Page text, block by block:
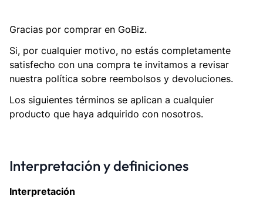
Gracias por comprar en GoBiz.
Si, por cualquier motivo, no estás completamente
satisfecho con una compra te invitamos a revisar
nuestra política sobre reembolsos y devoluciones.
Los siguientes términos se aplican a cualquier
producto que haya adquirido con nosotros.
Interpretación y definiciones
Interpretación